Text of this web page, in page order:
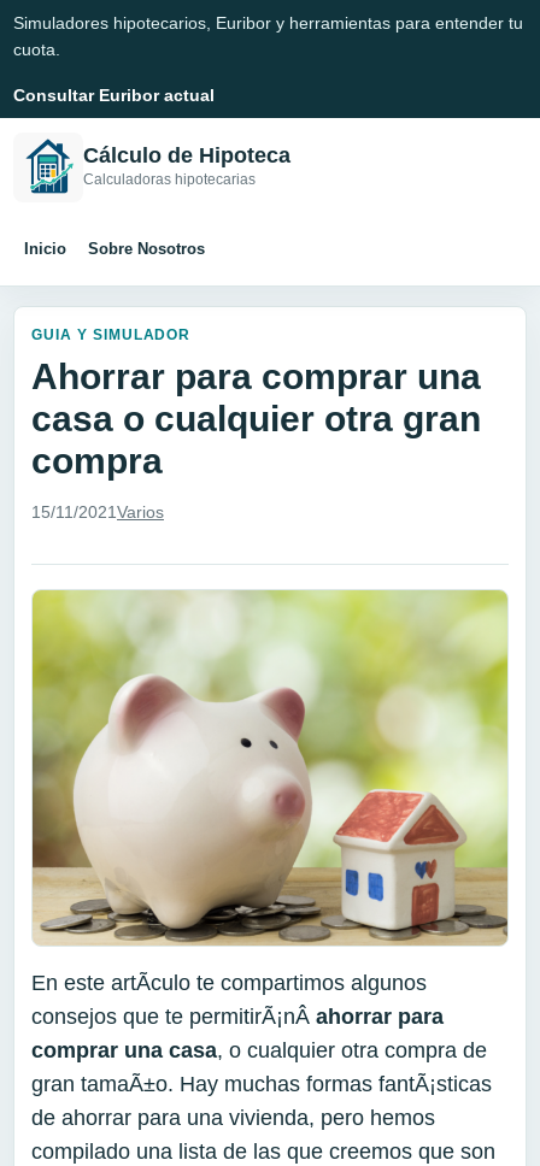
Simuladores hipotecarios, Euribor y herramientas para entender tu
cuota.
Consultar Euribor actual
Cálculo de Hipoteca
Calculadoras hipotecarias
Inicio Sobre Nosotros
GUIA Y SIMULADOR
Ahorrar para comprar una
casa o cualquier otra gran
compra
15/11/2021Varios
En este artÃ­culo te compartimos algunos
consejos que te permitirÃ¡nÂ ahorrar para
comprar una casa, o cualquier otra compra de
gran tamaÃ±o. Hay muchas formas fantÃ¡sticas
de ahorrar para una vivienda, pero hemos
compilado una lista de las que creemos que son